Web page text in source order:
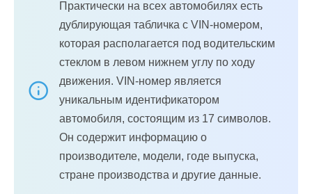
Практически на всех автомобилях есть
дублирующая табличка с VIN-номером,
которая располагается под водительским
стеклом в левом нижнем углу по ходу
движения. VIN-номер является
уникальным идентификатором
автомобиля, состоящим из 17 символов.
Он содержит информацию о
производителе, модели, годе выпуска,
стране производства и другие данные.